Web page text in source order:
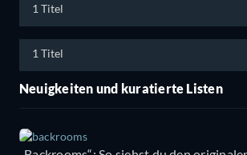
1 Titel
1 Titel
Neuigkeiten und kuratierte Listen